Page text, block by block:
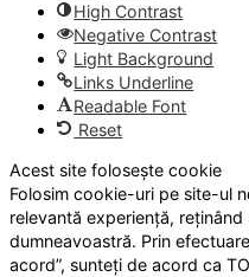
High Contrast
Negative Contrast
Light Background
Links Underline
Readable Font
Reset
Acest site folosește cookie
Folosim cookie-uri pe site-ul
relevantă experiență,
dumneavoastră. Prin
acord”, sunteți de acord ca